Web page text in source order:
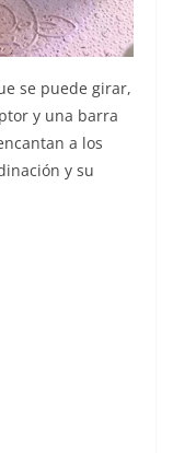
se puede girar,
y una barra
a los
y su